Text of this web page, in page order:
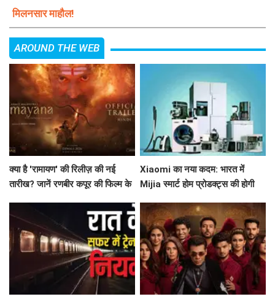
मिलनसार माहौल!
AROUND THE WEB
क्या है 'रामायण' की रिलीज़ की नई
तारीख? जानें रणबीर कपूर की फिल्म के
Xiaomi का नया कदम: भारत में
Mijia स्मार्ट होम प्रोडक्ट्स की होगी